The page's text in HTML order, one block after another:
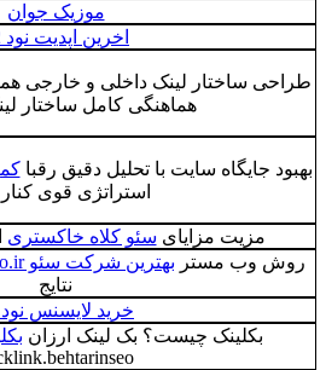
موزیک جوان
اخرین اپدیت نود 32
طراحی ساختار لینک داخلی و خارجی
هماهنگی کامل ساختار
بهبود جایگاه سایت با تحلیل دقیق رقبا
استراتژی قوی کنار
مزیت مزایای سئو کلاه خاکستری
روش وب مستر بهترین شرکت سئو behtarinseo.ir
نتایج
خرید لایسنس نود 32
بکلینک چیست؟ بک لینک ارزان